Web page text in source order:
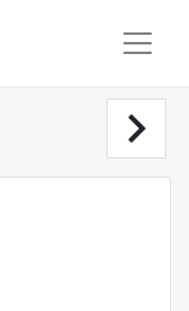
chevron_right